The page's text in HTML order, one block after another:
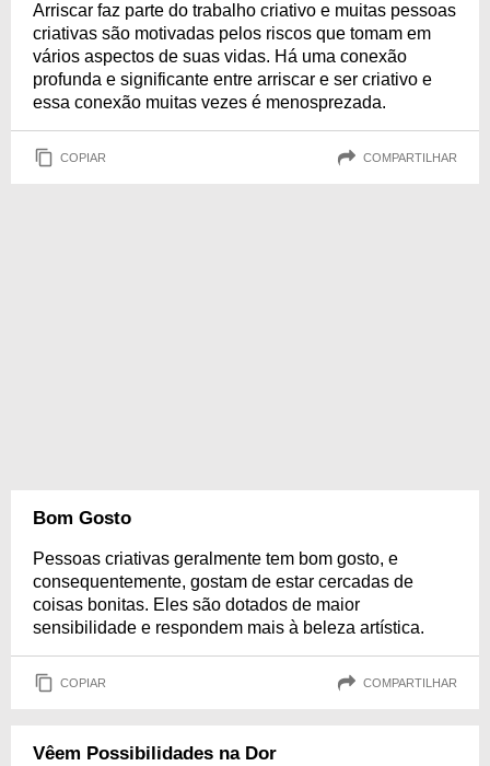
Arriscar faz parte do trabalho criativo e muitas pessoas
criativas são motivadas pelos riscos que tomam em
vários aspectos de suas vidas. Há uma conexão
profunda e significante entre arriscar e ser criativo e
essa conexão muitas vezes é menosprezada.
COPIAR COMPARTILHAR
Bom Gosto
Pessoas criativas geralmente tem bom gosto, e
consequentemente, gostam de estar cercadas de
coisas bonitas. Eles são dotados de maior
sensibilidade e respondem mais à beleza artística.
COPIAR COMPARTILHAR
Vêem Possibilidades na Dor